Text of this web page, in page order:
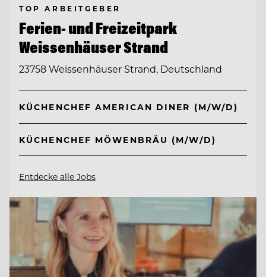
TOP ARBEITGEBER
Ferien- und Freizeitpark
Weissenhäuser Strand
23758 Weissenhäuser Strand, Deutschland
KÜCHENCHEF AMERICAN DINER (M/W/D)
KÜCHENCHEF MÖWENBRÄU (M/W/D)
Entdecke alle Jobs